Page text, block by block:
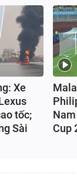
Xe
tốc;
Sài
Cup